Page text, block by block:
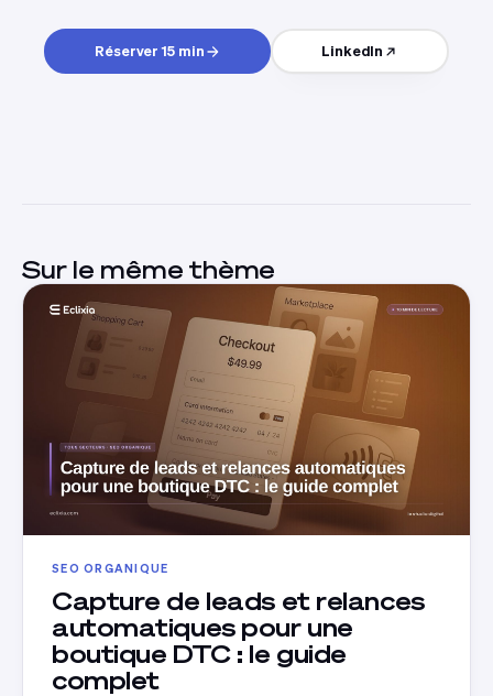
Réserver 15 min LinkedIn
Sur le même thème
SEO ORGANIQUE
Capture de leads et relances
automatiques pour une
boutique DTC : le guide
complet